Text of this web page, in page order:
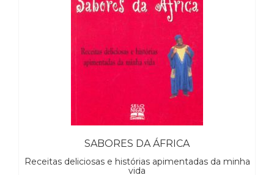
SABORES DA ÁFRICA
Receitas deliciosas e histórias apimentadas da minha
vida